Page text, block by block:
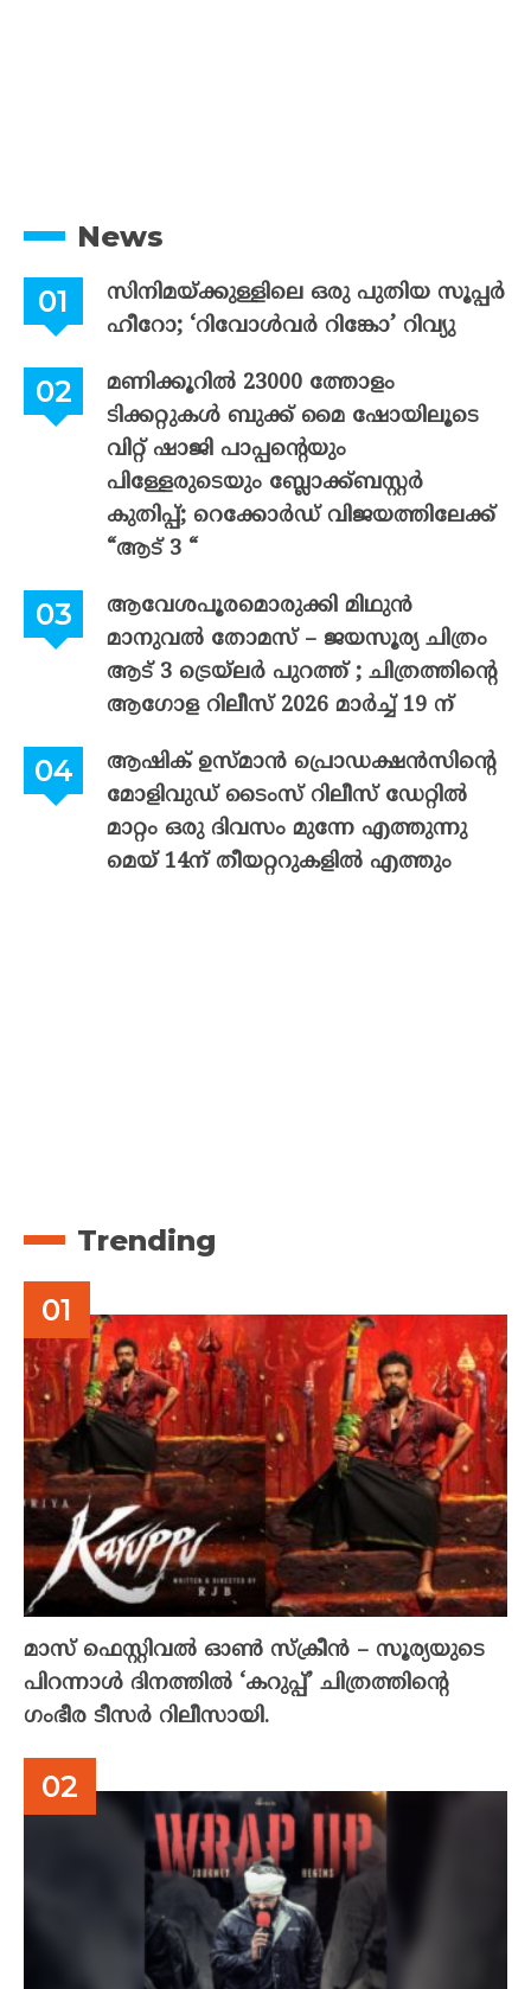
News
സിനിമയ്ക്കുള്ളിലെ ഒരു പുതിയ സൂപ്പർ
ഹീറോ; ‘റിവോൾവർ റിങ്കോ’ റിവ്യു
മണിക്കൂറിൽ 23000 ത്തോളം
ടിക്കറ്റുകൾ ബുക്ക് മൈ ഷോയിലൂടെ
വിറ്റ് ഷാജി പാപ്പന്റെയും
പിള്ളേരുടെയും ബ്ലോക്ക്ബസ്റ്റർ
കുതിപ്പ്; റെക്കോർഡ് വിജയത്തിലേക്ക്
“ആട് 3 “
ആവേശപൂരമൊരുക്കി മിഥുൻ
മാനുവൽ തോമസ് – ജയസൂര്യ ചിത്രം
ആട് 3 ട്രെയ്‌ലർ പുറത്ത് ; ചിത്രത്തിന്റെ
ആഗോള റിലീസ് 2026 മാർച്ച് 19 ന്
ആഷിക് ഉസ്മാൻ പ്രൊഡക്ഷൻസിന്റെ
മോളിവുഡ് ടൈംസ് റിലീസ് ഡേറ്റിൽ
മാറ്റം ഒരു ദിവസം മുന്നേ എത്തുന്നു
മെയ് 14ന് തീയറ്ററുകളിൽ എത്തും
Trending
മാസ് ഫെസ്റ്റിവൽ ഓൺ സ്‌ക്രീൻ – സൂര്യയുടെ
പിറന്നാൾ ദിനത്തിൽ ‘കറുപ്പ്’ ചിത്രത്തിന്റെ
ഗംഭീര ടീസർ റിലീസായി.